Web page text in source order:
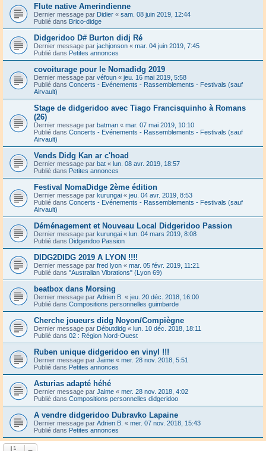
Flute native Amerindienne
Dernier message par Didier « sam. 08 juin 2019, 12:44
Publié dans Brico-didge
Didgeridoo D# Burton didj Ré
Dernier message par jachjonson « mar. 04 juin 2019, 7:45
Publié dans Petites annonces
covoiturage pour le Nomadidg 2019
Dernier message par véfoun « jeu. 16 mai 2019, 5:58
Publié dans Concerts - Evénements - Rassemblements - Festivals (sauf
Airvault)
Stage de didgeridoo avec Tiago Francisquinho à Romans
(26)
Dernier message par batman « mar. 07 mai 2019, 10:10
Publié dans Concerts - Evénements - Rassemblements - Festivals (sauf
Airvault)
Vends Didg Kan ar c'hoad
Dernier message par bat « lun. 08 avr. 2019, 18:57
Publié dans Petites annonces
Festival NomaDidge 2ème édition
Dernier message par kurungai « jeu. 04 avr. 2019, 8:53
Publié dans Concerts - Evénements - Rassemblements - Festivals (sauf
Airvault)
Déménagement et Nouveau Local Didgeridoo Passion
Dernier message par kurungai « lun. 04 mars 2019, 8:08
Publié dans Didgeridoo Passion
DIDG2DIDG 2019 A LYON !!!!
Dernier message par fred lyon « mar. 05 févr. 2019, 11:21
Publié dans "Australian Vibrations" (Lyon 69)
beatbox dans Morsing
Dernier message par Adrien B. « jeu. 20 déc. 2018, 16:00
Publié dans Compositions personnelles guimbarde
Cherche joueurs didg Noyon/Compiègne
Dernier message par Débutdidg « lun. 10 déc. 2018, 18:11
Publié dans 02 : Région Nord-Ouest
Ruben unique didgeridoo en vinyl !!!
Dernier message par Jaime « mer. 28 nov. 2018, 5:51
Publié dans Petites annonces
Asturias adapté héhé
Dernier message par Jaime « mer. 28 nov. 2018, 4:02
Publié dans Compositions personnelles didgeridoo
A vendre didgeridoo Dubravko Lapaine
Dernier message par Adrien B. « mer. 07 nov. 2018, 15:43
Publié dans Petites annonces